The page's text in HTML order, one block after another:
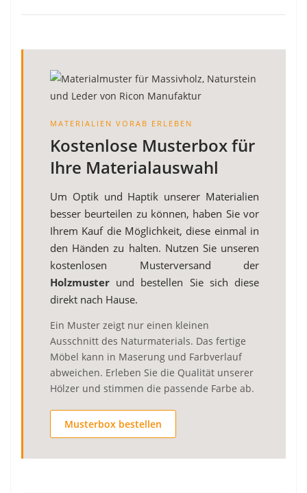
MATERIALIEN VORAB ERLEBEN
Kostenlose Musterbox für
Ihre Materialauswahl
Um Optik und Haptik unserer Materialien
besser beurteilen zu können, haben Sie vor
Ihrem Kauf die Möglichkeit, diese einmal in
den Händen zu halten. Nutzen Sie unseren
kostenlosen Musterversand der
Holzmuster und bestellen Sie sich diese
direkt nach Hause.
Ein Muster zeigt nur einen kleinen
Ausschnitt des Naturmaterials. Das fertige
Möbel kann in Maserung und Farbverlauf
abweichen. Erleben Sie die Qualität unserer
Hölzer und stimmen die passende Farbe ab.
Musterbox bestellen